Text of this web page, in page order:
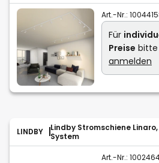
Art.-Nr.:
Für
Preise bitte
anmelden
LINDBY
Lindby Stromschiene
System
Art.-Nr.: